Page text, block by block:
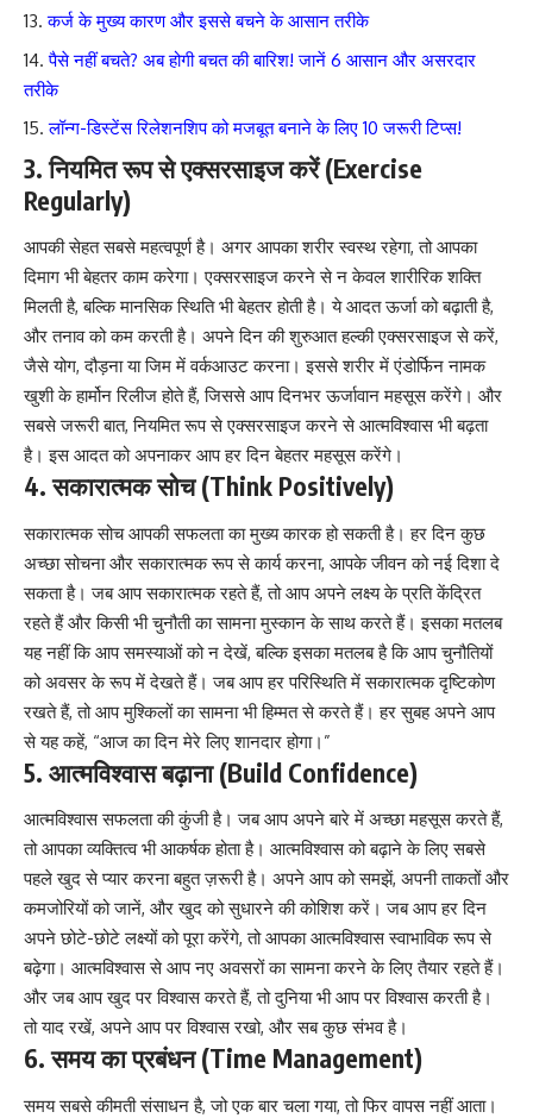
कर्ज के मुख्य कारण और इससे बचने के आसान तरीके
पैसे नहीं बचते? अब होगी बचत की बारिश! जानें 6 आसान और असरदार
तरीके
लॉन्ग-डिस्टेंस रिलेशनशिप को मजबूत बनाने के लिए 10 जरूरी टिप्स!
3. नियमित रूप से एक्सरसाइज करें (Exercise
Regularly)
आपकी सेहत सबसे महत्वपूर्ण है। अगर आपका शरीर स्वस्थ रहेगा, तो आपका
दिमाग भी बेहतर काम करेगा। एक्सरसाइज करने से न केवल शारीरिक शक्ति
मिलती है, बल्कि मानसिक स्थिति भी बेहतर होती है। ये आदत ऊर्जा को बढ़ाती है,
और तनाव को कम करती है। अपने दिन की शुरुआत हल्की एक्सरसाइज से करें,
जैसे योग, दौड़ना या जिम में वर्कआउट करना। इससे शरीर में एंडोर्फिन नामक
खुशी के हार्मोन रिलीज होते हैं, जिससे आप दिनभर ऊर्जावान महसूस करेंगे। और
सबसे जरूरी बात, नियमित रूप से एक्सरसाइज करने से आत्मविश्वास भी बढ़ता
है। इस आदत को अपनाकर आप हर दिन बेहतर महसूस करेंगे।
4. सकारात्मक सोच (Think Positively)
सकारात्मक सोच आपकी सफलता का मुख्य कारक हो सकती है। हर दिन कुछ
अच्छा सोचना और सकारात्मक रूप से कार्य करना, आपके जीवन को नई दिशा दे
सकता है। जब आप सकारात्मक रहते हैं, तो आप अपने लक्ष्य के प्रति केंद्रित
रहते हैं और किसी भी चुनौती का सामना मुस्कान के साथ करते हैं। इसका मतलब
यह नहीं कि आप समस्याओं को न देखें, बल्कि इसका मतलब है कि आप चुनौतियों
को अवसर के रूप में देखते हैं। जब आप हर परिस्थिति में सकारात्मक दृष्टिकोण
रखते हैं, तो आप मुश्किलों का सामना भी हिम्मत से करते हैं। हर सुबह अपने आप
से यह कहें, “आज का दिन मेरे लिए शानदार होगा।”
5. आत्मविश्वास बढ़ाना (Build Confidence)
आत्मविश्वास सफलता की कुंजी है। जब आप अपने बारे में अच्छा महसूस करते हैं,
तो आपका व्यक्तित्व भी आकर्षक होता है। आत्मविश्वास को बढ़ाने के लिए सबसे
पहले खुद से प्यार करना बहुत ज़रूरी है। अपने आप को समझें, अपनी ताकतों और
कमजोरियों को जानें, और खुद को सुधारने की कोशिश करें। जब आप हर दिन
अपने छोटे-छोटे लक्ष्यों को पूरा करेंगे, तो आपका आत्मविश्वास स्वाभाविक रूप से
बढ़ेगा। आत्मविश्वास से आप नए अवसरों का सामना करने के लिए तैयार रहते हैं।
और जब आप खुद पर विश्वास करते हैं, तो दुनिया भी आप पर विश्वास करती है।
तो याद रखें, अपने आप पर विश्वास रखो, और सब कुछ संभव है।
6. समय का प्रबंधन (Time Management)
समय सबसे कीमती संसाधन है, जो एक बार चला गया, तो फिर वापस नहीं आता।